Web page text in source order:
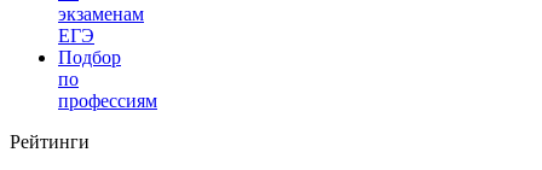
экзаменам
ЕГЭ
Подбор
по
профессиям
Рейтинги